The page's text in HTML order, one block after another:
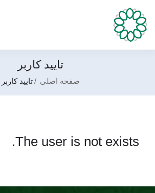
تایید کاربر
صفحه اصلی تایید کاربر
The user is not exists.